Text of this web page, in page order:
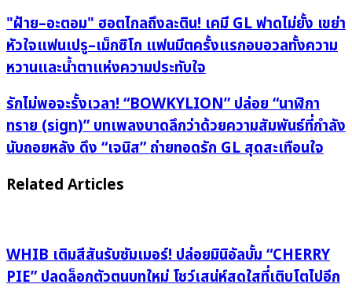
"ฝ้าย–
อะตอม"
ไกล
ถึง
ละติน!
เคมี
GL
ไม่
หัวใจ
แฟน
"ฝ้าย–อะตอม" ฮอตไกลถึงละติน! เคมี GL ฟาดไม่ยั้ง เขย่า
หัวใจแฟนเปรู–เม็กซิโก แฟนมีตครั้งแรกอบอวลทั้งความ
หวานและน้ำตาแห่งความประทับใจ
รัก
ไม่
พอ
จะ
รั้ง
เวลา!
“นาฬิกา
ทราย
รักไม่พอจะรั้งเวลา! “BOWKYLION” ปล่อย “นาฬิกา
ทราย (sign)” บทเพลงบาดลึกว่าด้วยความสัมพันธ์ที่กำลัง
นับถอยหลัง ดึง “เจนิส” ถ่ายทอดรัก GL สุดสะเทือนใจ
Related Articles
WHIB เติมสีสันรับซัมเมอร์! ปล่อยมินิอัลบั้ม “CHERRY
PIE” ปลดล็อกตัวตนบทใหม่ โชว์เสน่ห์สดใสที่เติบโตไปอีก